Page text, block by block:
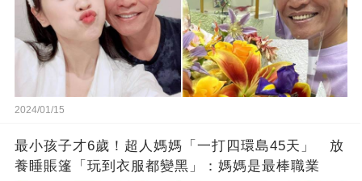
2024/01/15
最小孩子才6歲！超人媽媽「一打四環島45天」 放
養睡賬篷「玩到衣服都變黑」：媽媽是最棒職業